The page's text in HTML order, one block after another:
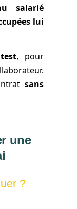
salarié
lui
, pour
sans
une
?